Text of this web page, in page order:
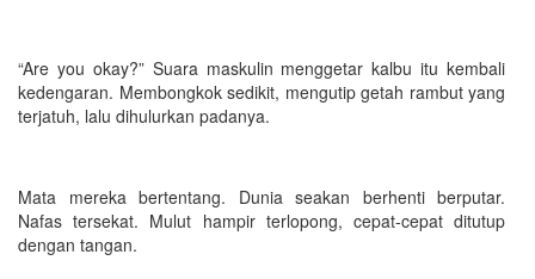
“Are you okay?” Suara maskulin menggetar kalbu itu kembali
kedengaran. Membongkok sedikit, mengutip getah rambut yang
terjatuh, lalu dihulurkan padanya.
Mata mereka bertentang. Dunia seakan berhenti berputar.
Nafas tersekat. Mulut hampir terlopong, cepat-cepat ditutup
dengan tangan.